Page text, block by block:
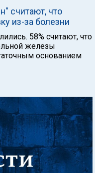
считают, что
из-за болезни
58% считают, что
железы
основанием